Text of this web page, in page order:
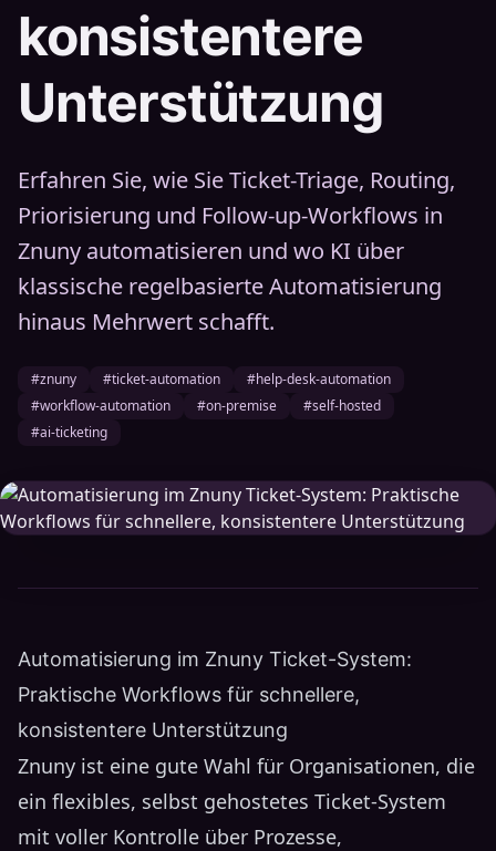
konsistentere
Unterstützung
Erfahren Sie, wie Sie Ticket-Triage, Routing,
Priorisierung und Follow-up-Workflows in
Znuny automatisieren und wo KI über
klassische regelbasierte Automatisierung
hinaus Mehrwert schafft.
#znuny #ticket-automation
#help-desk-automation
#workflow-automation
#on-premise
#self-hosted
#ai-ticketing
Automatisierung im Znuny Ticket-System:
Praktische Workflows für schnellere,
konsistentere Unterstützung
Znuny ist eine gute Wahl für Organisationen, die
ein flexibles, selbst gehostetes Ticket-System
mit voller Kontrolle über Prozesse,